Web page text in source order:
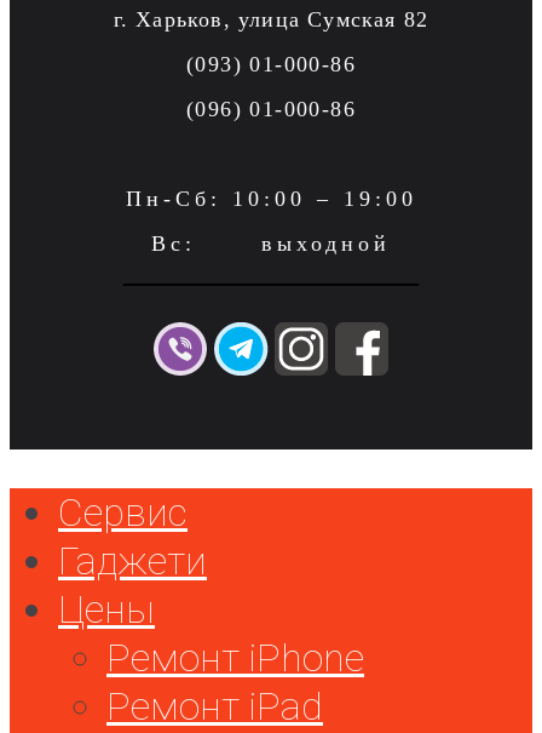
г. Харьков, улица Сумская 82
(093) 01-000-86
(096) 01-000-86
Пн-Сб: 10:00 – 19:00
Вс: выходной
Сервис
Гаджети
Цены
Ремонт iPhone
Ремонт iPad